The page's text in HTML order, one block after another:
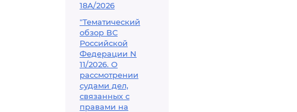
18А/2026
"Тематический
обзор ВС
Российской
Федерации N
11/2026. О
рассмотрении
судами дел,
связанных с
правами на